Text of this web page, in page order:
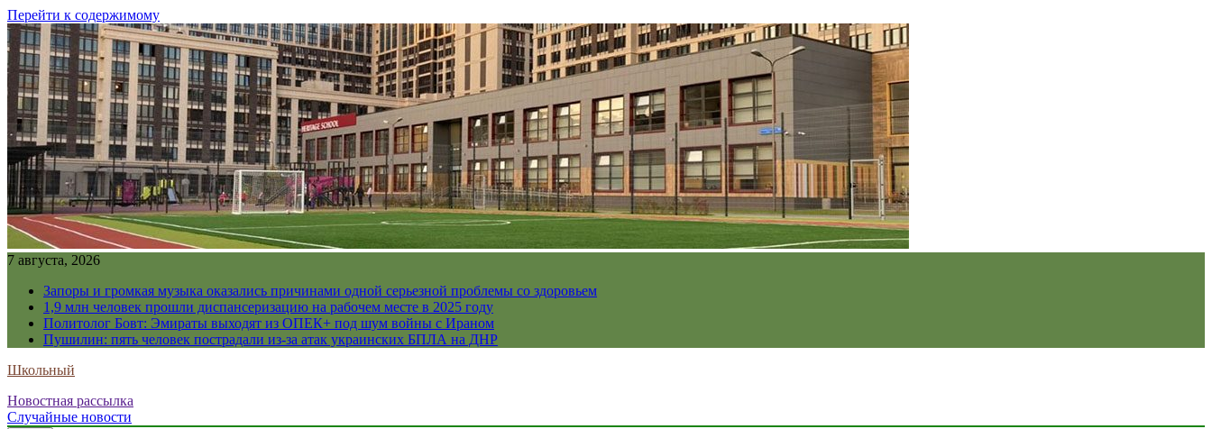
Перейти к содержимому
7 августа, 2026
Запоры и громкая музыка оказались причинами одной серьезной проблемы со здоровьем
1,9 млн человек прошли диспансеризацию на рабочем месте в 2025 году
Политолог Бовт: Эмираты выходят из ОПЕК+ под шум войны с Ираном
Пушилин: пять человек пострадали из-за атак украинских БПЛА на ДНР
Школьный
Новостная рассылка
Случайные новости